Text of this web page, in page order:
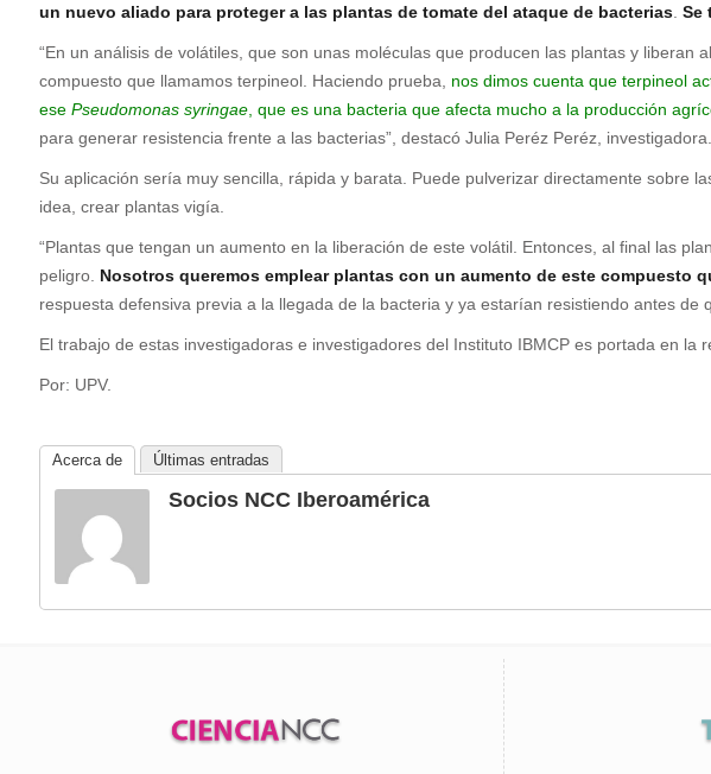
un nuevo aliado para proteger a las plantas de tomate del ataque de bacterias Se
“En un análisis de volátiles, que son unas moléculas que producen las plantas y
compuesto que llamamos terpineol. Haciendo prueba, nos dimos cuenta que terpineol
ese Pseudomonas syringae , que es una bacteria que afecta mucho a la producción
para generar resistencia frente a las bacterias”, destacó Julia Peréz Peréz, investigadora.
Su aplicación sería muy sencilla, rápida y barata. Puede pulverizar directamente sobre
idea, crear plantas vigía.
“Plantas que tengan un aumento en la liberación de este volátil. Entonces, al final las
peligro. Nosotros queremos emplear plantas con un aumento de este compuesto
respuesta defensiva previa a la llegada de la bacteria y ya estarían resistiendo antes de
El trabajo de estas investigadoras e investigadores del Instituto IBMCP es portada en la
Por: UPV.
Acerca de Últimas entradas
Socios NCC Iberoamérica